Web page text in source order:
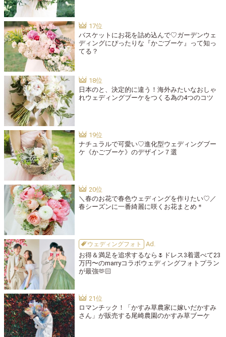
バスケットにお花を詰め込んで♡ガーデンウェ
ディングにぴったりな『かごブーケ』って知っ
てる？
日本のと、決定的に違う！海外みたいなおしゃ
れウェディングブーケをつくる為の4つのコツ
ナチュラルで可愛い♡進化型ウェディングブー
ケ《かごブーケ》のデザイン７選
＼春のお花で春色ウェディングを作りたい♡／
春シーズンに一番綺麗に咲くお花まとめ＊
ウェディングフォト
お得＆満足を追求するなら🌷ドレス3着選べて23
万円〜のmarryコラボウェディングフォトプラン
が最強🫶🏻
ロマンチック！「かすみ草農家に嫁いだかすみ
さん」が販売する尾崎農園のかすみ草ブーケ